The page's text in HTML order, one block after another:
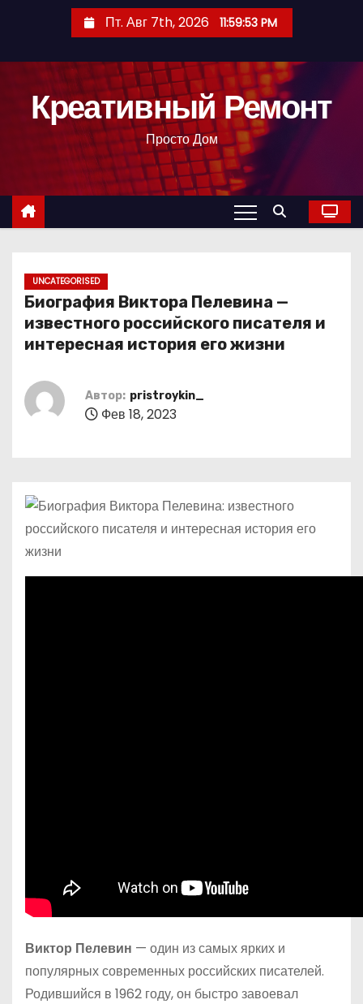
с
Пт. Авг 7th, 2026 11:59:54 PM
Креативный Ремонт
Просто Дом
UNCATEGORISED
Биография Виктора Пелевина —
известного российского писателя и
интересная история его жизни
Автор: pristroykin_
Фев 18, 2023
Виктор Пелевин — один из самых ярких и
популярных современных российских писателей.
Родившийся в 1962 году, он быстро завоевал